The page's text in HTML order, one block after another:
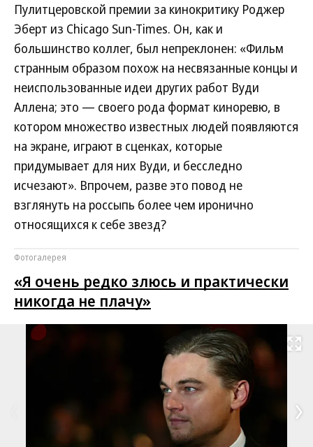
Пулитцеровской премии за кинокритику Роджер
Эберт из Chicago Sun-Times. Он, как и
большинство коллег, был непреклонен: «Фильм
странным образом похож на несвязанные концы и
неиспользованные идеи других работ Вуди
Аллена; это — своего рода формат киноревю, в
котором множество известных людей появляются
на экране, играют в сценках, которые
придумывает для них Вуди, и бесследно
исчезают». Впрочем, разве это повод не
взглянуть на россыпь более чем иронично
относящихся к себе звезд?
Фотогалерея
«Я очень редко злюсь и практически
никогда не плачу»
Развернуть